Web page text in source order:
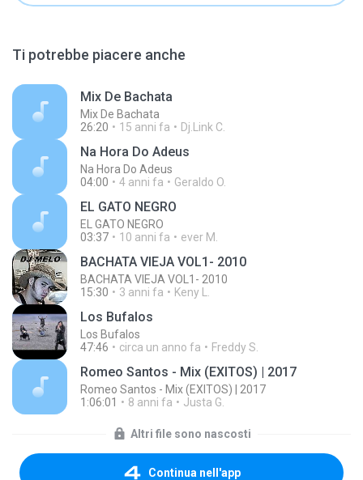
Ti potrebbe piacere anche
Mix De Bachata
Mix De Bachata
26:20
15 anni fa Dj.Link C.
Na Hora Do Adeus
Na Hora Do Adeus
04:00
4 anni fa Geraldo O.
EL GATO NEGRO
EL GATO NEGRO
03:37
10 anni fa ever M.
BACHATA VIEJA VOL1- 2010
BACHATA VIEJA VOL1- 2010
15:30
3 anni fa Keny L.
Los Bufalos
Los Bufalos
47:46
circa un anno fa Freddy S.
Romeo Santos - Mix (EXITOS) | 2017
Romeo Santos - Mix (EXITOS) | 2017
1:06:01
8 anni fa Justa G.
Altri file sono nascosti
Continua nell'app